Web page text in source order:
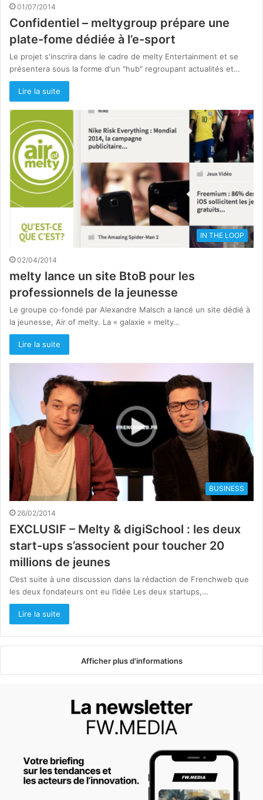
01/07/2014
Confidentiel – meltygroup prépare une
plate-fome dédiée à l’e-sport
Le projet s'inscrira dans le cadre de melty Entertainment et se
présentera sous la forme d'un "hub" regroupant actualités et…
Lire la suite
IN THE LOOP
02/04/2014
melty lance un site BtoB pour les
professionnels de la jeunesse
Le groupe co-fondé par Alexandre Malsch a lancé un site dédié à
la jeunesse, Air of melty. La « galaxie » melty…
Lire la suite
BUSINESS
26/02/2014
EXCLUSIF – Melty & digiSchool : les deux
start-ups s’associent pour toucher 20
millions de jeunes
C’est suite à une discussion dans la rédaction de Frenchweb que
les deux fondateurs ont eu l’idée Les deux startups,…
Lire la suite
Afficher plus d'informations